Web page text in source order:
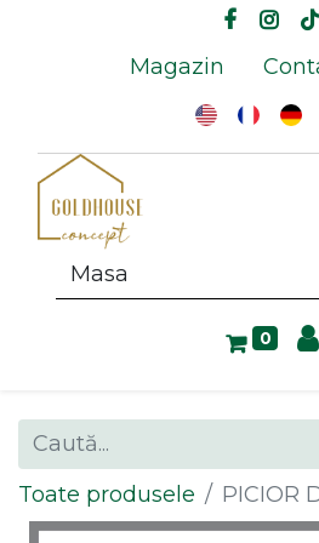
Magazin
0
Toate produsele PICIOR